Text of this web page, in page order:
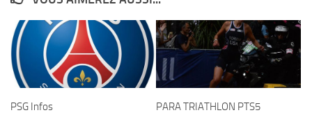
PSG Infos
PARA TRIATHLON PTS5